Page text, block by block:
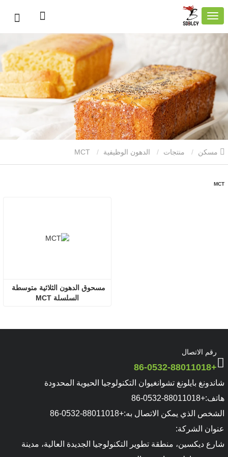
منتجات الدهون الوظيفية
MCT
السلسلة MCT
رقم الاتصال
+86-0532-88011018
شاندونغ بايلونغ تشوانغيوان التكنولوجيا الحيوية المحدودة
هاتف:+86-0532-88011018
الشخص الذي يمكن الاتصال به:+86-0532-88011018
عنوان الشركة:
شارع ديكسين، منطقة تطوير التكنولوجيا الجديدة العالية، مدينة